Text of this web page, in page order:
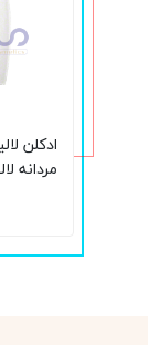
ادکلن
مردانه